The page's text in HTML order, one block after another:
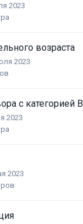
2023
возраста
2023
с категорией В
2023
2023